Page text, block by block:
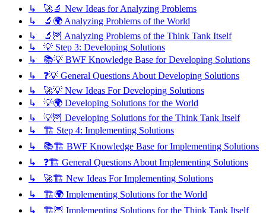
↳ 🚀🔬 New Ideas for Analyzing Problems
↳ 🔬🌍 Analyzing Problems of the World
↳ 🔬🦉 Analyzing Problems of the Think Tank Itself
↳ 💡 Step 3: Developing Solutions
↳ 📚💡 BWF Knowledge Base for Developing Solutions
↳ ❓💡 General Questions About Developing Solutions
↳ 🚀💡 New Ideas For Developing Solutions
↳ 💡🌍 Developing Solutions for the World
↳ 💡🦉 Developing Solutions for the Think Tank Itself
↳ 🏗️ Step 4: Implementing Solutions
↳ 📚🏗️ BWF Knowledge Base for Implementing Solutions
↳ ❓🏗️ General Questions About Implementing Solutions
↳ 🚀🏗️ New Ideas For Implementing Solutions
↳ 🏗️🌍 Implementing Solutions for the World
↳ 🏗️🦉 Implementing Solutions for the Think Tank Itself